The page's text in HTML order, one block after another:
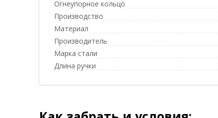
Огнеупорное кольцо
Производство
Материал
Производитель
Марка стали
Длина ручки